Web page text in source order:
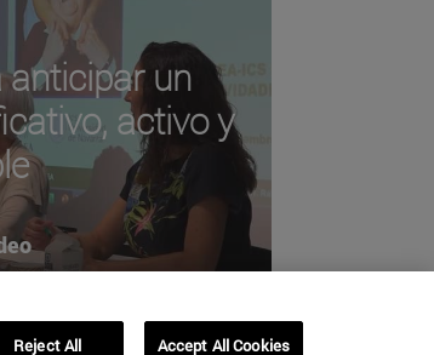
anticipar un
activo y
Reject All Accept All Cookies